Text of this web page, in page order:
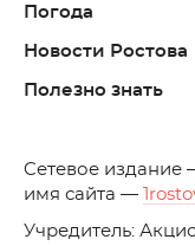
Погода
Новости Ростова
Полезно знать
Cетевое издание
имя сайта —
Учредитель: